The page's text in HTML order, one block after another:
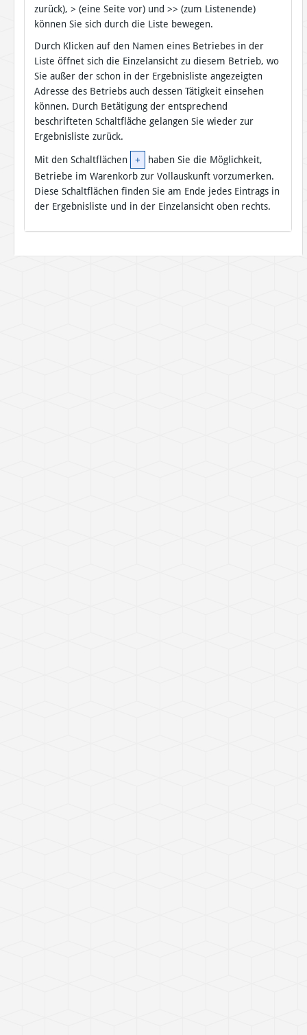
zurück), > (eine Seite vor) und >> (zum Listenende)
können Sie sich durch die Liste bewegen.
Durch Klicken auf den Namen eines Betriebes in der
Liste öffnet sich die Einzelansicht zu diesem Betrieb, wo
Sie außer der schon in der Ergebnisliste angezeigten
Adresse des Betriebs auch dessen Tätigkeit einsehen
können. Durch Betätigung der entsprechend
beschrifteten Schaltfläche gelangen Sie wieder zur
Ergebnisliste zurück.
Mit den Schaltflächen +
haben Sie die Möglichkeit,
Betriebe im Warenkorb zur Vollauskunft vorzumerken.
Diese Schaltflächen finden Sie am Ende jedes Eintrags in
der Ergebnisliste und in der Einzelansicht oben rechts.